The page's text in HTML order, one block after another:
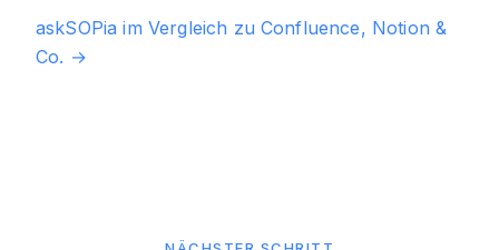
askSOPia im Vergleich zu Confluence, Notion &
Co. →